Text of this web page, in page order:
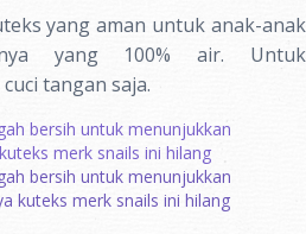
yang aman untuk anak-anak
yang 100% air. Untuk
tangan saja.
bersih untuk menunjukkan
kuteks merk snails ini hilang